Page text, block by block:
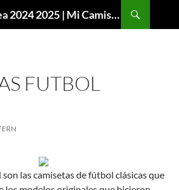
Chandal de Chelsea 2024 2025 | Mi Camiseta Futbol
FUTBOL
las camisetas de fútbol clásicas que